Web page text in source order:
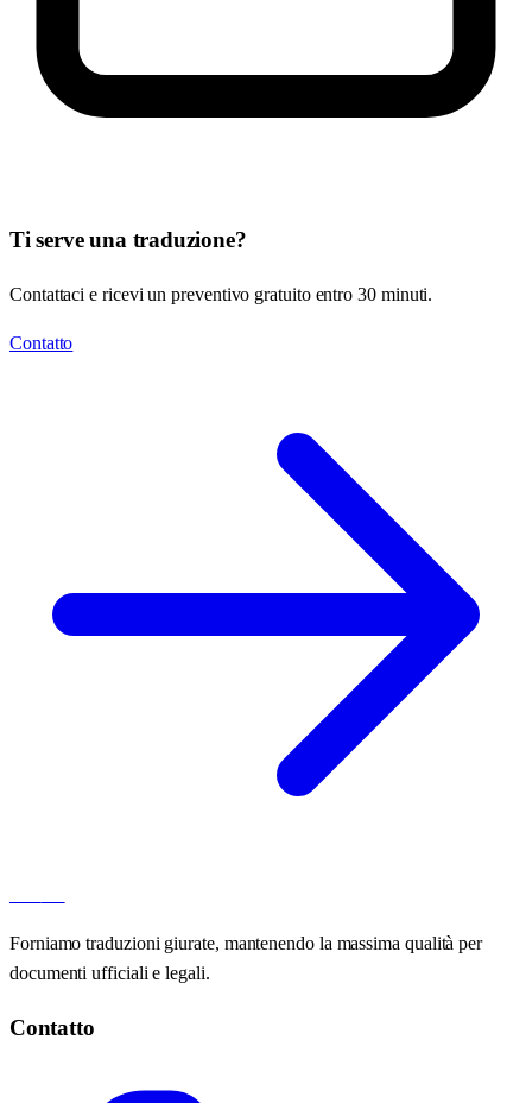
Ti serve una traduzione?
Contattaci e ricevi un preventivo gratuito entro 30 minuti.
Contatto
Forniamo traduzioni giurate, mantenendo la massima qualità per
documenti ufficiali e legali.
Contatto